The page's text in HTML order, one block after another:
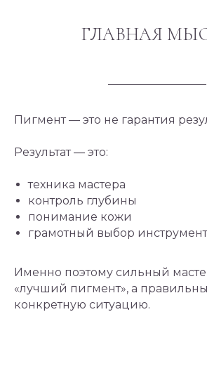
ГЛАВНАЯ
Пигмент — это не гарантия
Результат — это:
техника мастера
контроль глубины
понимание кожи
грамотный выбор
Именно поэтому сильный
«лучший пигмент», а
конкретную ситуацию.